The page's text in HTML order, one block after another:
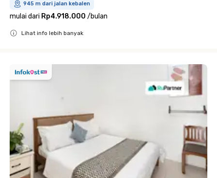
945 m dari jalan kebalen
mulai dari Rp4.918.000 /bulan
Lihat info lebih banyak